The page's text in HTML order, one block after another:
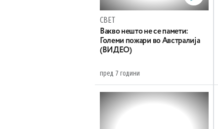
СВЕТ
Вакво нешто не се памети:
Големи пожари во Австралија
(ВИДЕО)
пред 7 години